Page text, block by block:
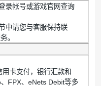
录帐号或游戏官网查询
中请您与客服保持联
。
卡支付，银行汇款和
FPX、eNets Debit等多